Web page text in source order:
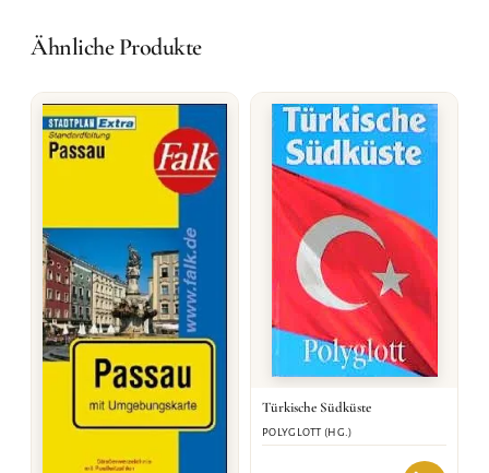
Ähnliche Produkte
Türkische Südküste
POLYGLOTT (HG.)